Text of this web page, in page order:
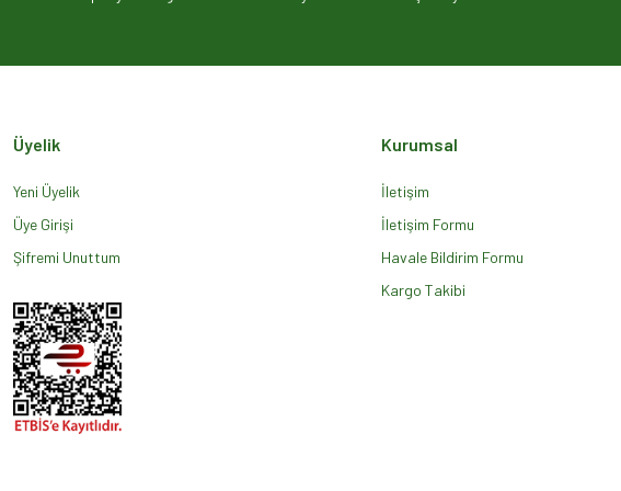
Ürün açıklamasında eksik bilgiler bulunuyor.
Üyelik
Yeni Üyelik
Üye Girişi
Şifremi Unuttum
Kurumsal
İletişim
İletişim Formu
Havale Bildirim Formu
Kargo Takibi